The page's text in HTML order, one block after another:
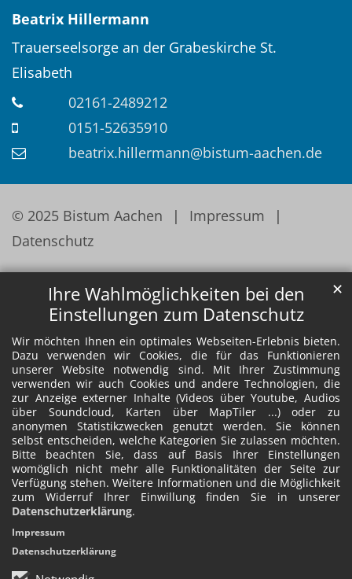
Ihre Wahlmöglichkeiten bei den
Einstellungen zum Datenschutz
Wir möchten Ihnen ein optimales Webseiten-Erlebnis bieten.
Dazu verwenden wir Cookies, die für das Funktionieren
unserer Website notwendig sind. Mit Ihrer Zustimmung
verwenden wir auch Cookies und andere Technologien, die
zur Anzeige externer Inhalte (Videos über Youtube, Audios
über Soundcloud, Karten über MapTiler ...) oder zu
anonymen Statistikzwecken genutzt werden. Sie können
selbst entscheiden, welche Kategorien Sie zulassen möchten.
Bitte beachten Sie, dass auf Basis Ihrer Einstellungen
womöglich nicht mehr alle Funktionalitäten der Seite zur
Verfügung stehen. Weitere Informationen und die Möglichkeit
zum Widerruf Ihrer Einwillung finden Sie in unserer
Datenschutzerklärung.
✕
Impressum
Datenschutzerklärung
Beatrix Hillermann
Trauerseelsorge an der Grabeskirche St.
Elisabeth
02161-2489212
0151-52635910
beatrix.hillermann@bistum-aachen.de
© 2025 Bistum Aachen
Impressum
Datenschutz